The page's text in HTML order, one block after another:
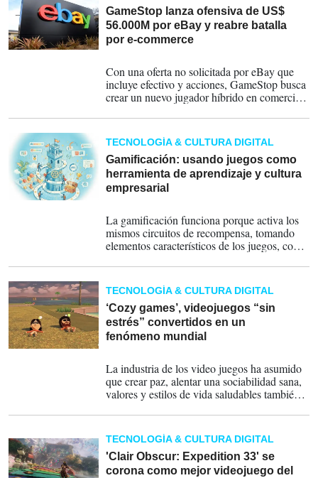
GameStop lanza ofensiva de US$
56.000M por eBay y reabre batalla
por e-commerce
Con una oferta no solicitada por eBay que
incluye efectivo y acciones, GameStop busca
crear un nuevo jugador híbrido en comercio
una disputa por el control, redefine el mapa
competitivo del sector y abre interrogantes
sobre su viabilidad financiera.
TECNOLOGÍA & CULTURA DIGITAL
Gamificación: usando juegos como
herramienta de aprendizaje y cultura
empresarial
La gamificación funciona porque activa los
mismos circuitos de recompensa, tomando
elementos característicos de los juegos, como
recompensas; y aplicándolos a procesos que
no son juegos por naturaleza.
TECNOLOGÍA & CULTURA DIGITAL
‘Cozy games’, videojuegos “sin
estrés” convertidos en un
fenómeno mundial
La industria de los video juegos ha asumido
que crear paz, alentar una sociabilidad sana,
valores y estilos de vida saludables también
TECNOLOGÍA & CULTURA DIGITAL
'Clair Obscur: Expedition 33' se
corona como mejor videojuego del